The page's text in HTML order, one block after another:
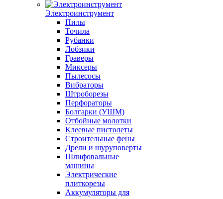
Электроинструмент
Пилы
Точила
Рубанки
Лобзики
Граверы
Миксеры
Пылесосы
Вибраторы
Штроборезы
Перфораторы
Болгарки (УШМ)
Отбойные молотки
Клеевые пистолеты
Строительные фены
Дрели и шуруповерты
Шлифовальные
машины
Электрические
плиткорезы
Аккумуляторы для